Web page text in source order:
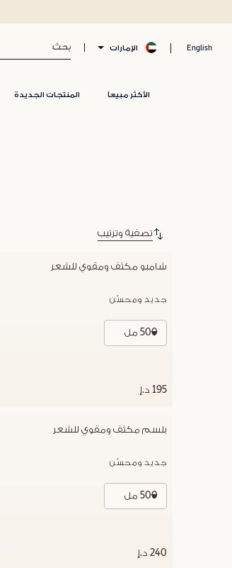
English الإمارات
الأكثر مبيعاً المنتجات الجديدة
تصفية وترتيب
شامبو مكثف ومقوي للشعر
جديد ومحسّن
500 مل
195 د.إ
بلسم مكثف ومقوي للشعر
جديد ومحسّن
500 مل
240 د.إ